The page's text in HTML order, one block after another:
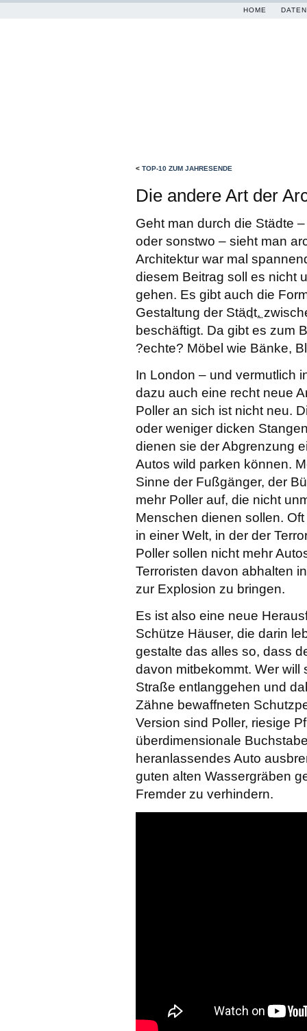
HOME
< TOP-10 ZUM JAHRESENDE
Die andere Art der
Geht man durch die Städte
oder sonstwo – sieht man
Architektur war mal
diesem Beitrag soll es nicht
gehen. Es gibt auch die
Gestaltung der Städt.
beschäftigt. Da gibt es zum
?echte? Möbel wie Bänke,
In London – und vermutlich
dazu auch eine recht neue
Poller an sich ist nicht neu.
oder weniger dicken
dienen sie der Abgrenzung
Autos wild parken können.
Sinne der Fußgänger, der
mehr Poller auf, die nicht
Menschen dienen sollen.
in einer Welt, in der der
Poller sollen nicht mehr
Terroristen davon abhalten
zur Explosion zu bringen.
Es ist also eine neue
Schütze Häuser, die darin
gestalte das alles so, dass
davon mitbekommt. Wer will
Straße entlanggehen und
Zähne bewaffneten
Version sind Poller, riesige
überdimensionale
heranlassendes Auto
guten alten Wassergräben
Fremder zu verhindern.